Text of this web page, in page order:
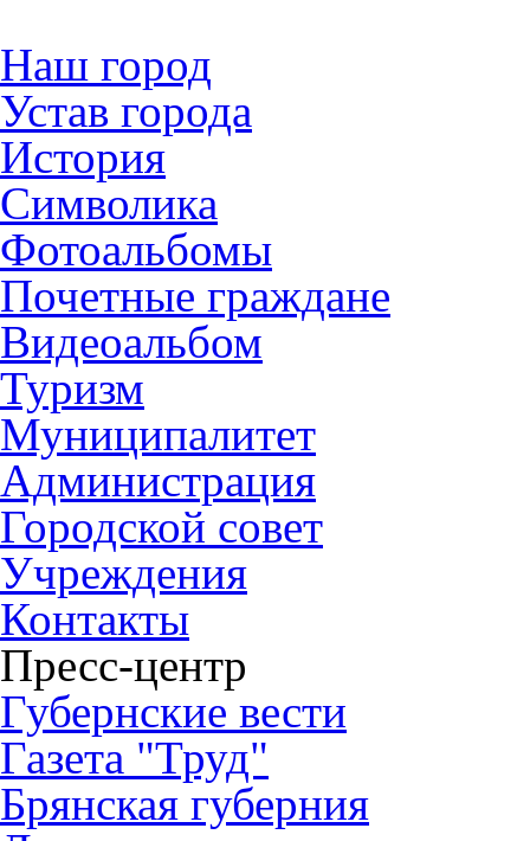
Наш город
Устав города
История
Символика
Фотоальбомы
Почетные граждане
Видеоальбом
Туризм
Муниципалитет
Администрация
Городской совет
Учреждения
Контакты
Пресс-центр
Губернские вести
Газета "Труд"
Брянская губерния